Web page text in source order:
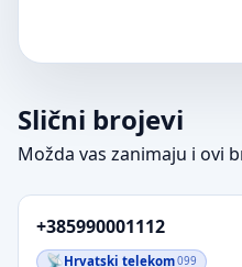
Slični brojevi
Možda vas zanimaju i ovi
+385990001112
Hrvatski telekom099